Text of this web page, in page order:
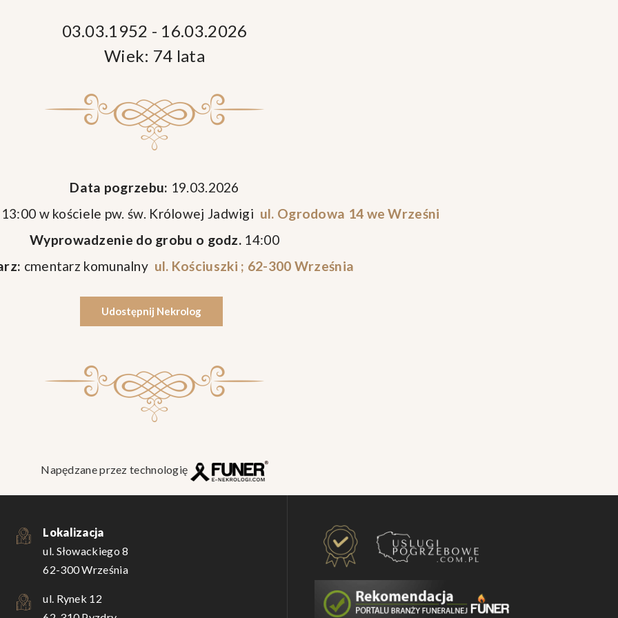
03.03.1952 - 16.03.2026
Wiek: 74 lata
Data pogrzebu: 19.03.2026
w kościele pw. św. Królowej Jadwigi ul. Ogrodowa 14 we Wrześni
Wyprowadzenie do grobu o godz. 14:00
cmentarz komunalny ul. Kościuszki ; 62-300 Września
Udostępnij Nekrolog
Napędzane przez technologię
Lokalizacja
ul. Słowackiego 8
62-300 Września
ul. Rynek 12